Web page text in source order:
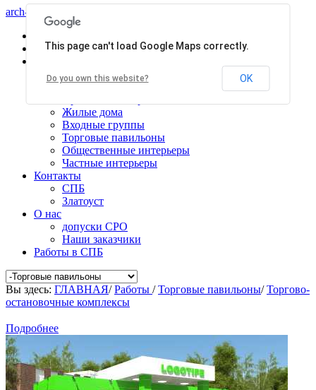
arch-centr
Услуги
Общественные здания
Производственные здания
Жилые дома
Входные группы
Торговые павильоны
Общественные интерьеры
Частные интерьеры
Контакты
СПБ
Златоуст
О нас
допуски СРО
Наши заказчики
Работы в СПБ
Вы здесь: ГЛАВНАЯ/Работы /Торговые павильоны/Торгово-
остановочные комплексы
Подробнее
This page can't load Google Maps correctly.
Do you own this website? OK